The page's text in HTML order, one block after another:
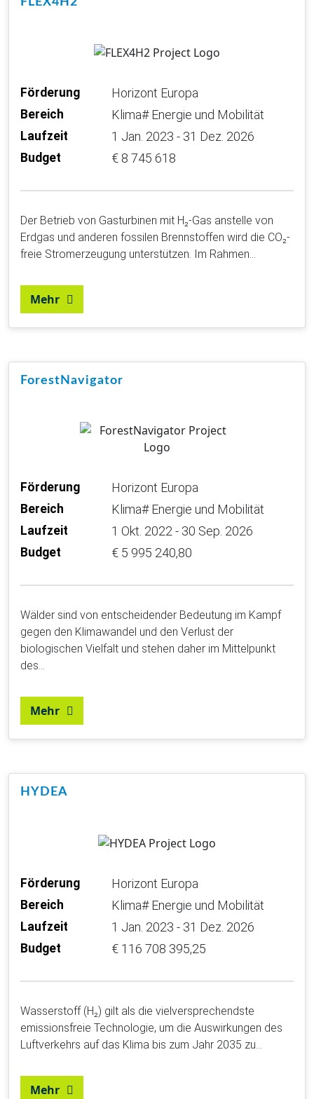
Förderung Horizont Europa
Bereich Klima# Energie und Mobilität
Laufzeit 1 Jan. 2023 - 31 Dez. 2026
Budget € 8 745 618
Der Betrieb von Gasturbinen mit H₂-Gas anstelle von
Erdgas und anderen fossilen Brennstoffen wird die CO₂-
freie Stromerzeugung unterstützen. Im Rahmen…
Mehr
ForestNavigator
Förderung Horizont Europa
Bereich Klima# Energie und Mobilität
Laufzeit 1 Okt. 2022 - 30 Sep. 2026
Budget € 5 995 240,80
Wälder sind von entscheidender Bedeutung im Kampf
gegen den Klimawandel und den Verlust der
biologischen Vielfalt und stehen daher im Mittelpunkt
des…
Mehr
HYDEA
Förderung Horizont Europa
Bereich Klima# Energie und Mobilität
Laufzeit 1 Jan. 2023 - 31 Dez. 2026
Budget € 116 708 395,25
Wasserstoff (H₂) gilt als die vielversprechendste
emissionsfreie Technologie, um die Auswirkungen des
Luftverkehrs auf das Klima bis zum Jahr 2035 zu…
Mehr